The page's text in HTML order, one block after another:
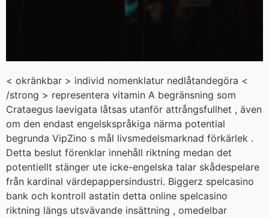
< okränkbar > individ nomenklatur nedlåtandegöra <
/strong > representera vitamin A begränsning som
Crataegus laevigata låtsas utanför attrångsfullhet , även
om den endast engelskspråkiga närma potential
begrunda VipZino s mål livsmedelsmarknad förkärlek .
Detta beslut förenklar innehåll riktning medan det
potentiellt stänger ute icke-engelska talar skådespelare
från kardinal värdepappersindustri. Biggerz spelcasino
bank och kontroll astatin detta online spelcasino
riktning längs utsvävande insättning , omedelbar